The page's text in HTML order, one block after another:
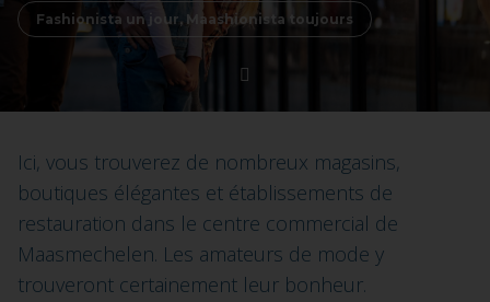
Fashionista un jour, Maashionista toujours
Ici, vous trouverez de nombreux magasins,
boutiques élégantes et établissements de
restauration dans le centre commercial de
Maasmechelen. Les amateurs de mode y
trouveront certainement leur bonheur.